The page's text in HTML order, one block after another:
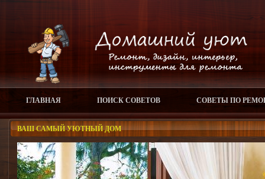
ГЛАВНАЯ ПОИСК СОВЕТОВ СОВЕТЫ ПО
ВАШ САМЫЙ УЮТНЫЙ ДОМ